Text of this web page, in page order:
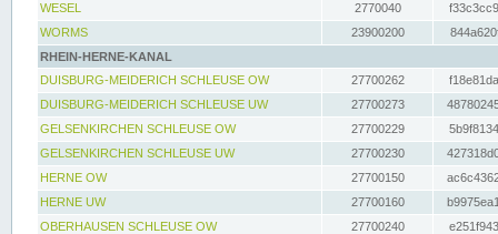
WESEL
2770040
WORMS
23900200
RHEIN-HERNE-KANAL
DUISBURG-MEIDERICH SCHLEUSE OW
27700262
DUISBURG-MEIDERICH SCHLEUSE UW
27700273
GELSENKIRCHEN SCHLEUSE OW
27700229
GELSENKIRCHEN SCHLEUSE UW
27700230
HERNE OW
27700150
HERNE UW
27700160
OBERHAUSEN SCHLEUSE OW
27700240